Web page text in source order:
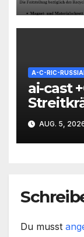
A-C-RIC-
ai-cast
als
AUG. 5,
Du musst